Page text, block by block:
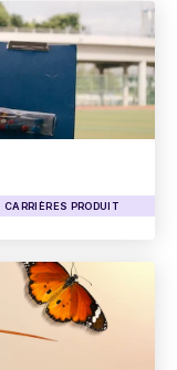
CARRIÈRES PRODUIT